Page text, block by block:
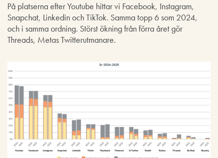
På platserna efter Youtube hittar vi Facebook, Instagram,
Snapchat, Linkedin och TikTok. Samma topp 6 som 2024,
och i samma ordning. Störst ökning från förra året gör
Threads, Metas Twitterutmanare.